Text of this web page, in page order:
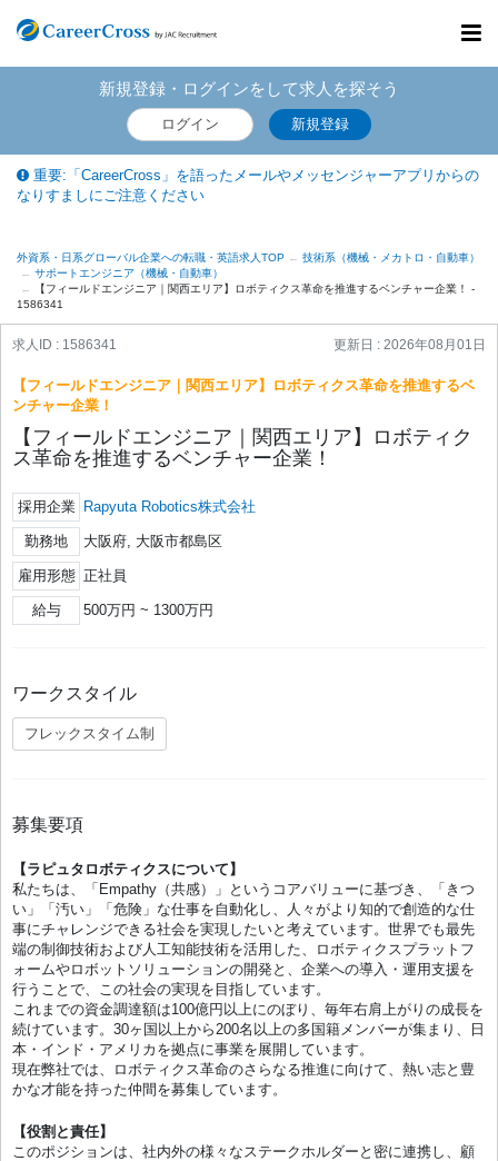
新規登録・ログインをして求人を探そう
ログイン 新規登録
重要:「CareerCross」を語ったメールやメッセンジャーアプリからの
なりすましにご注意ください
外資系・日系グローバル企業への転職・英語求人TOP
技術系（機械・メカトロ・自動車）
サポートエンジニア（機械・自動車）
【フィールドエンジニア｜関西エリア】ロボティクス革命を推進するベンチャー企業！ -
1586341
求人ID : 1586341 更新日 : 2026年08月01日
【フィールドエンジニア｜関西エリア】ロボティクス革命を推進するベ
ンチャー企業！
【フィールドエンジニア｜関西エリア】ロボティク
ス革命を推進するベンチャー企業！
採用企業 Rapyuta Robotics株式会社
勤務地 大阪府, 大阪市都島区
雇用形態 正社員
給与 500万円 ~ 1300万円
ワークスタイル
フレックスタイム制
募集要項
【ラピュタロボティクスについて】
私たちは、「Empathy（共感）」というコアバリューに基づき、「きつ
い」「汚い」「危険」な仕事を自動化し、人々がより知的で創造的な仕
事にチャレンジできる社会を実現したいと考えています。世界でも最先
端の制御技術および人工知能技術を活用した、ロボティクスプラットフ
ォームやロボットソリューションの開発と、企業への導入・運用支援を
行うことで、この社会の実現を目指しています。
これまでの資金調達額は100億円以上にのぼり、毎年右肩上がりの成長を
続けています。30ヶ国以上から200名以上の多国籍メンバーが集まり、日
本・インド・アメリカを拠点に事業を展開しています。
現在弊社では、ロボティクス革命のさらなる推進に向けて、熱い志と豊
かな才能を持った仲間を募集しています。
【役割と責任】
このポジションは、社内外の様々なステークホルダーと密に連携し、顧